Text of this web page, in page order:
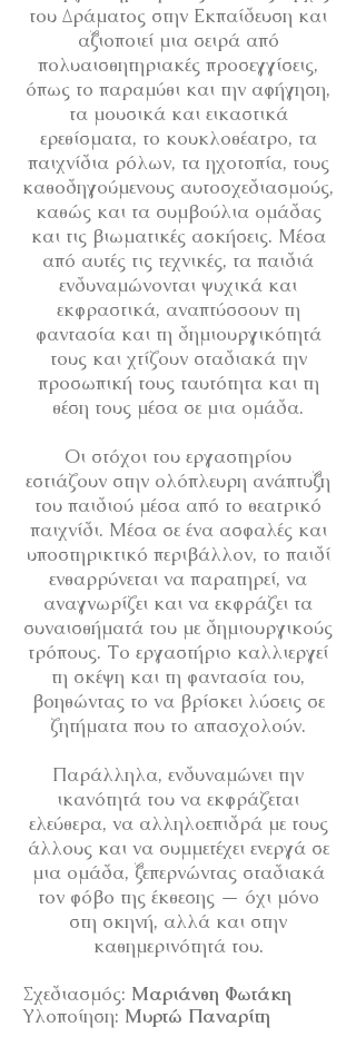
του Δράματος στην Εκπαίδευση και
αξιοποιεί μια σειρά από
πολυαισθητηριακές προσεγγίσεις,
όπως το παραμύθι και την αφήγηση,
τα μουσικά και εικαστικά
ερεθίσματα, το κουκλοθέατρο, τα
παιχνίδια ρόλων, τα ηχοτοπία, τους
καθοδηγούμενους αυτοσχεδιασμούς,
καθώς και τα συμβούλια ομάδας
και τις βιωματικές ασκήσεις. Μέσα
από αυτές τις τεχνικές, τα παιδιά
ενδυναμώνονται ψυχικά και
εκφραστικά, αναπτύσσουν τη
φαντασία και τη δημιουργικότητά
τους και χτίζουν σταδιακά την
προσωπική τους ταυτότητα και τη
θέση τους μέσα σε μια ομάδα.
Οι στόχοι του εργαστηρίου
εστιάζουν στην ολόπλευρη ανάπτυξη
του παιδιού μέσα από το θεατρικό
παιχνίδι. Μέσα σε ένα ασφαλές και
υποστηρικτικό περιβάλλον, το παιδί
ενθαρρύνεται να παρατηρεί, να
αναγνωρίζει και να εκφράζει τα
συναισθήματά του με δημιουργικούς
τρόπους. Το εργαστήριο καλλιεργεί
τη σκέψη και τη φαντασία του,
βοηθώντας το να βρίσκει λύσεις σε
ζητήματα που το απασχολούν.
Παράλληλα, ενδυναμώνει την
ικανότητά του να εκφράζεται
ελεύθερα, να αλληλοεπιδρά με τους
άλλους και να συμμετέχει ενεργά σε
μια ομάδα, ξεπερνώντας σταδιακά
τον φόβο της έκθεσης — όχι μόνο
στη σκηνή, αλλά και στην
καθημερινότητά του.
Σχεδιασμός: Μαριάνθη Φωτάκη
Υλοποίηση: Μυρτώ Παναρίτη